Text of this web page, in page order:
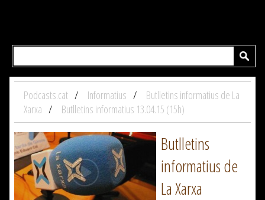
Podcasts.cat Informatius
Butlletins informatius de La
Xarxa
Butlletins informatius 13.04.15 (15h)
Butlletins
informatius de
La Xarxa